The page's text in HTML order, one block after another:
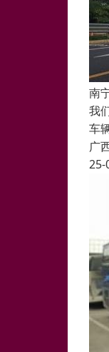
南
我
车
广
25-